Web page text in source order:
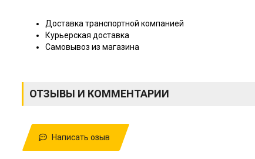
Доставка транспортной компанией
Курьерская доставка
Самовывоз из магазина
ОТЗЫВЫ И КОММЕНТАРИИ
Написать озыв